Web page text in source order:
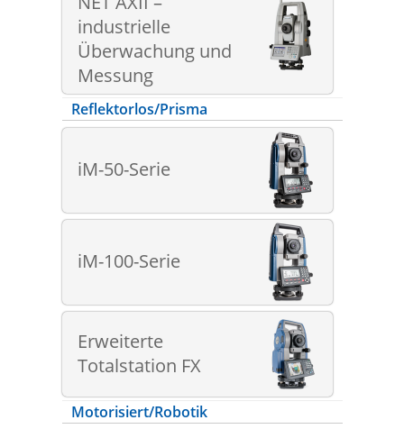
industrielle
Überwachung und
Messung
Reflektorlos/Prisma
iM-50-Serie
iM-100-Serie
Erweiterte
Totalstation FX
Motorisiert/Robotik